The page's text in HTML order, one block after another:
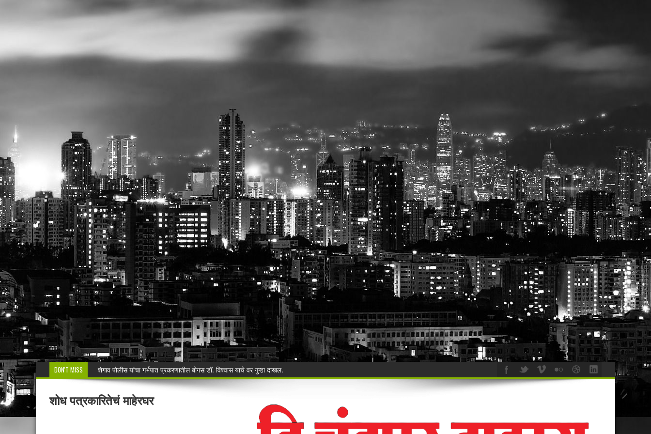
DON'T MISS
मनसेच्या तालुका अध्यक्षा कल्पना पोतर्लावार यांनी बेकायदेशीर ऑनलाइन लॉटरीविरोधात पोलिसांना निवेदन
वरोरा येथे कारगिल विजयदीन साजरा Kargil Vijay Deen celebrated in Warora
🚨 धडाकेबाज कारवाई! LCBच्या थरारक पाठलागानंतर ३५ गोवंशांची सुटका; २२.३५ लाखांचा मुद्देमाल जप्त
वाढदिवसाचा आनंद हिरवाईला अर्पण; रुपेश कुतरमारे यांचा वृक्षसंवर्धनाचा प्रेरणादायी संकल्प
शोध पत्रकारितेचं माहेरघर